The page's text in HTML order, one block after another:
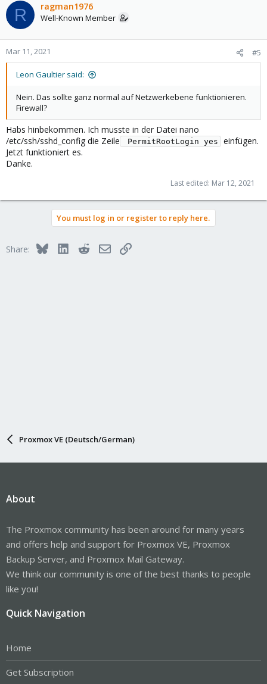
R ragman1976
Well-Known Member
Mar 11, 2021 #5
Leon Gaultier said:
Nein. Das sollte ganz normal auf Netzwerkebene funktionieren.
Firewall?
Habs hinbekommen. Ich musste in der Datei nano
/etc/ssh/sshd_config die Zeile
PermitRootLogin yes
einfügen.
Jetzt funktioniert es.
Danke.
Last edited: Mar 12, 2021
You must log in or register to reply here.
Share: BlueskyLinkedInRedditEmailLink
Proxmox VE (Deutsch/German)
About
The Proxmox community has been around for many years
and offers help and support for Proxmox VE, Proxmox
Backup Server, and Proxmox Mail Gateway.
We think our community is one of the best thanks to people
like you!
Quick Navigation
Home
Get Subscription